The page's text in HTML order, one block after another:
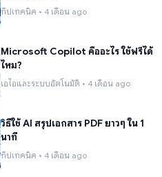
ทิปเทคนิค • 4 เดือน ago
Microsoft Copilot คืออะไร ใช้ฟรีได้
ไหม?
เอไอและระบบอัตโนมัติ • 4 เดือน ago
วิธีใช้ AI สรุปเอกสาร PDF ยาวๆ ใน 1
นาที
ทิปเทคนิค • 4 เดือน ago